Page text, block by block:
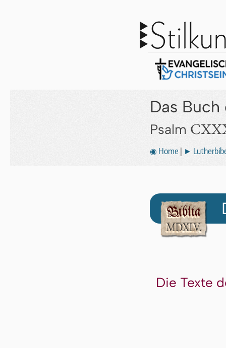
Das Buch
Psalm
◉ Home ►
Die Texte